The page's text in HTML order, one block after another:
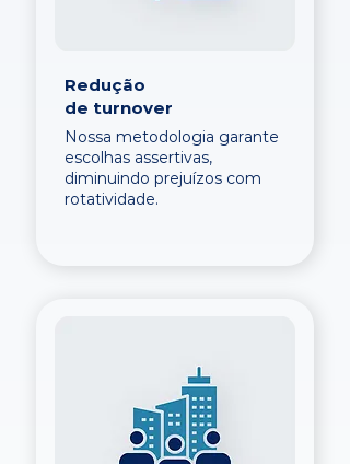
Redução
de turnover
Nossa metodologia garante
escolhas assertivas,
diminuindo prejuízos com
rotatividade.